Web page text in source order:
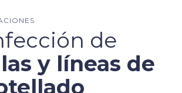
de
y líneas de